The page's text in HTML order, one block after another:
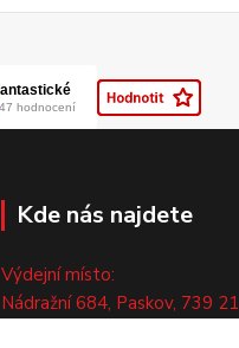
Kde nás najdete
Výdejní místo:
Nádražní 684, Paskov, 739 21